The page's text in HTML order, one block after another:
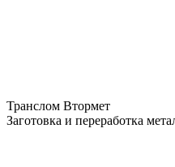
Транслом Втормет
Заготовка и переработка